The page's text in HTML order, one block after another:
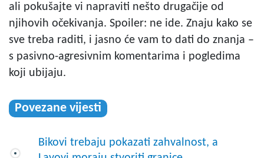
ali pokušajte vi napraviti nešto drugačije od
njihovih očekivanja. Spoiler: ne ide. Znaju kako se
sve treba raditi, i jasno će vam to dati do znanja –
s pasivno-agresivnim komentarima i pogledima
koji ubijaju.
Povezane vijesti
Bikovi trebaju pokazati zahvalnost, a